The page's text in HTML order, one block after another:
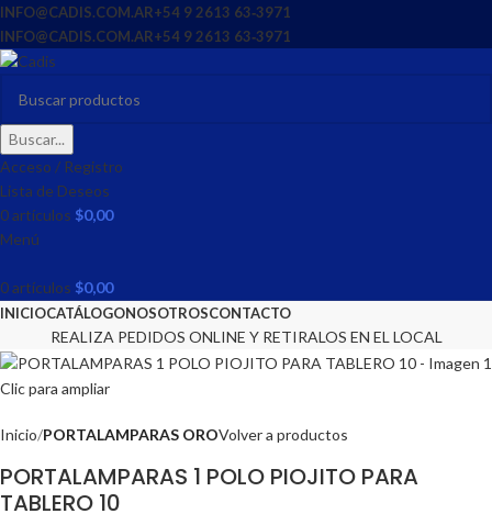
INFO@CADIS.COM.AR‪+54 9 2613 63‑3971‬
INFO@CADIS.COM.AR‪+54 9 2613 63‑3971‬
Buscar...
Acceso / Registro
Lista de Deseos
0artículos $0,00
Menú
0artículos $0,00
INICIOCATÁLOGONOSOTROSCONTACTO
REALIZA PEDIDOS ONLINE Y RETIRALOS EN EL LOCAL
Clic para ampliar
Inicio PORTALAMPARAS OROVolver a productos
PORTALAMPARAS 1 POLO PIOJITO PARA
TABLERO 10